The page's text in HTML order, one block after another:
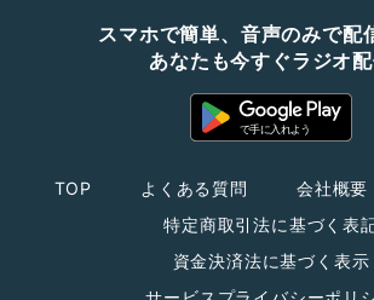
スマホで簡単、音声のみで配
あなたも今すぐラジオ
TOP よくある質問 会社概要
特定商取引法に基づく表
資金決済法に基づく表示